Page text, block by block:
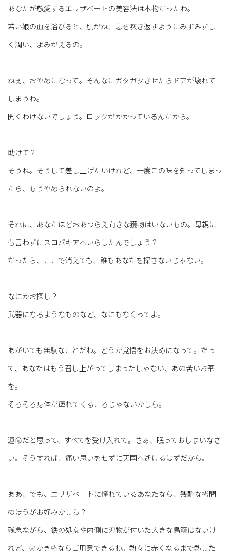
あなたが敬愛するエリザベートの美容法は本物だったわ。
若い娘の血を浴びると、肌がね、息を吹き返すようにみずみずし
く潤い、よみがえるの。
ねぇ、おやめになって。そんなにガタガタさせたらドアが壊れて
しまうわ。
開くわけないでしょう。ロックがかかっているんだから。
助けて？
そうね。そうして差し上げたいけれど、一度この味を知ってしまっ
たら、もうやめられないのよ。
それに、あなたほどおあつらえ向きな獲物はいないもの。母親に
も言わずにスロバキアへいらしたんでしょう？
だったら、ここで消えても、誰もあなたを探さないじゃない。
なにかお探し？
武器になるようなものなど、なにもなくってよ。
あがいても無駄なことだわ。どうか覚悟をお決めになって。だっ
て、あなたはもう召し上がってしまったじゃない、あの苦いお茶
を。
そろそろ身体が痺れてくるころじゃないかしら。
運命だと思って、すべてを受け入れて。さぁ、眠っておしまいなさ
い。そうすれば、痛い思いをせずに天国へ逝けるはずだから。
ああ、でも、エリザベートに憧れているあなたなら、残酷な拷問
のほうがお好みかしら？
残念ながら、鉄の処女や内側に刃物が付いた大きな鳥籠はないけ
れど、火かき棒ならご用意できるわ。熱々に赤くなるまで熱した